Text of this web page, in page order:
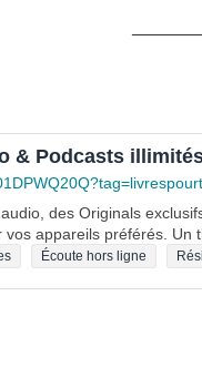
& Podcasts
des Originals
appareils préférés. Un
Écoute hors ligne